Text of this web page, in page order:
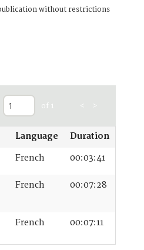
without restrictions
of 1 < >
Language Duration
French 00:03:41
French 00:07:28
French 00:07:11